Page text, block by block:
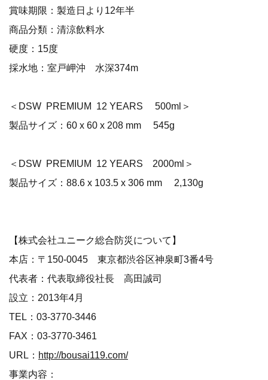
賞味期限：製造日より12年半
商品分類：清涼飲料水
硬度：15度
採水地：室戸岬沖 水深374m
＜DSW PREMIUM 12 YEARS 500ml＞
製品サイズ：60 x 60 x 208 mm 545g
＜DSW PREMIUM 12 YEARS 2000ml＞
製品サイズ：88.6 x 103.5 x 306 mm 2,130g
【株式会社ユニーク総合防災について】
本店：〒150-0045 東京都渋谷区神泉町3番4号
代表者：代表取締役社長 高田誠司
設立：2013年4月
TEL：03-3770-3446
FAX：03-3770-3461
URL： http://bousai119.com/
事業内容：